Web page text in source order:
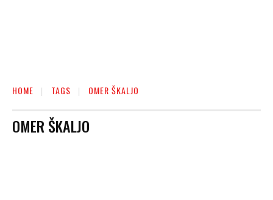
HOME TAGS OMER ŠKALJO
OMER ŠKALJO